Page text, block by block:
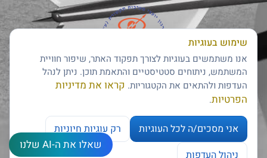
חבר בארגון יועצי מערכות תקשורת
חותם האמינות של דן אנד ברדסטריט
שאלו את ה-AI שלנו
שימוש בעוגיות
אנו משתמשים בעוגיות לצורך תפקוד האתר, שיפור חוויית
המשתמש, ניתוחים סטטיסטיים והתאמת תוכן. ניתן לנהל
העדפות ולהתאים את הקטגוריות. קראו את מדיניות
הפרטיות.
אני מסכים/ה לכל העוגיות
רק עוגיות חיוניות
ניהול העדפות
צרו קשר